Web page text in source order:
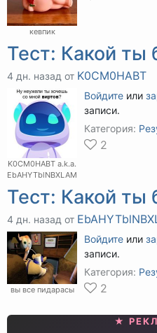
кевпик
Тест: Какой ты
4 дн. назад от K0CM0HABT
K0CM0HABT a.k.a.
EbAHYTblNBXLAM
Войдите или
записи.
Категория:
2
Тест: Какой ты
4 дн. назад от
вы все пидарасы
Войдите или
записи.
Категория:
2
★